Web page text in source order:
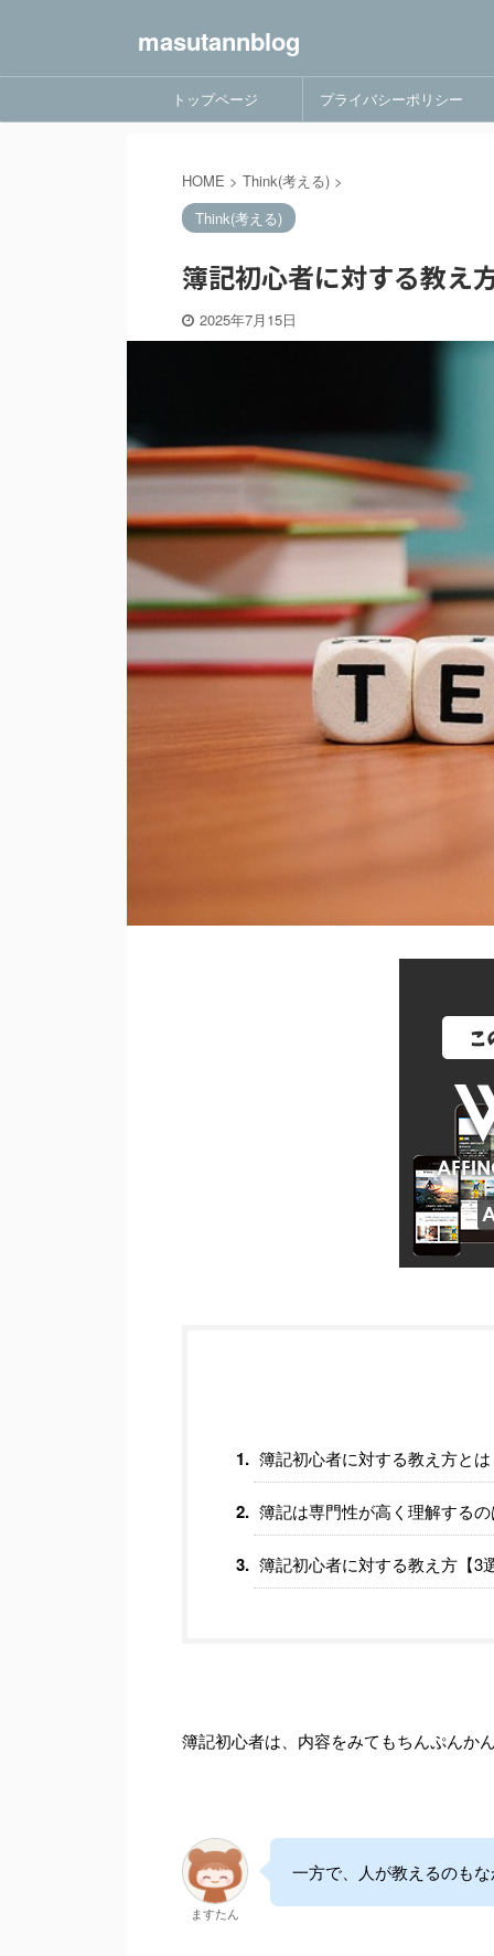
masutannblog
トップページ プライバシーポリシー
HOME > Think(考える) >
Think(考える)
簿記初心者に対する教え
2025年7月15日
簿記初心者に対する教え方とは
簿記は専門性が高く理解する
簿記初心者に対する教え方【3
簿記初心者は、内容をみてもちんぷんか
ますたん
一方で、人が教えるのも